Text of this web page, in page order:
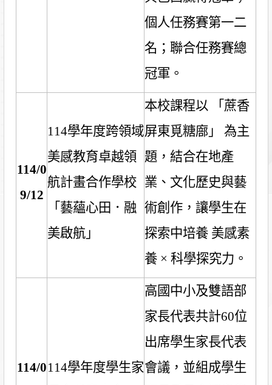
個人任務賽第一二
名；聯合任務賽總
冠軍。
114/0
9/12
114學年度跨領域
美感教育卓越領
航計畫合作學校
「藝蘊心田．融
美啟航」
本校課程以 「蔗香
屏東覓糖廍」 為主
題，結合在地產
業、文化歷史與藝
術創作，讓學生在
探索中培養 美感素
養 × 科學探究力。
114/0114學年度學生家
高國中小及雙語部
家長代表共計60位
出席學生家長代表
會議，並組成學生